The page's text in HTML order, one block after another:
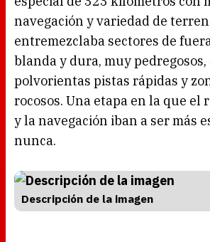
navegación y variedad de
entremezclaba sectores de
blanda y dura, muy pedregosos,
polvorientas pistas rápidas y
rocosos. Una etapa en la que el
y la navegación iban a ser más
nunca.
Descripción de la imagen